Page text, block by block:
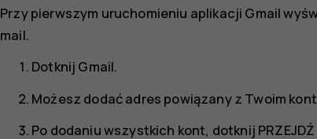
Przy pierwszym uruchomieniu aplikacji Gmail
mail.
Dotknij Gmail.
Możesz dodać adres powiązany z Twoim
Po dodaniu wszystkich kont, dotknij